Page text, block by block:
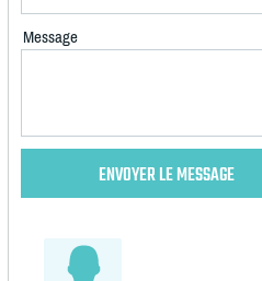
Message